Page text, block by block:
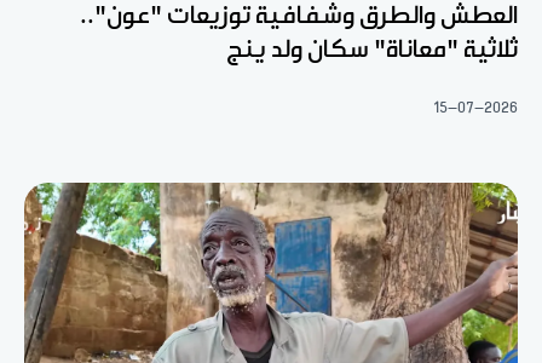
العطش والطرق وشفافية توزيعات "عون"..
ثلاثية "معاناة" سكان ولد ينج
15-07-2026